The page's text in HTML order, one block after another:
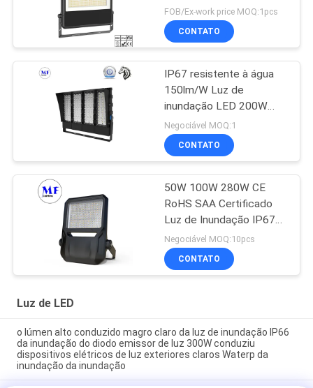
FOB/Ex-work price MOQ:1pcs
CONTATO
IP67 resistente à água
150lm/W Luz de
inundação LED 200W
300W 500W Para
campos de desporto e
quadra de ténis
Negociável MOQ:1
CONTATO
50W 100W 280W CE
RoHS SAA Certificado
Luz de Inundação IP67
Projeto LED à prova
d'água
Negociável MOQ:10pcs
CONTATO
Luz de LED
o lúmen alto conduzido magro claro da luz de inundação IP66
da inundação do diodo emissor de luz 300W conduziu
dispositivos elétricos de luz exteriores claros Waterp da
inundação da inundação